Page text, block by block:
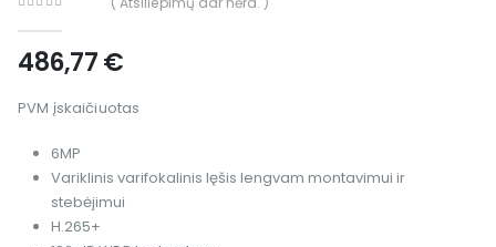
486,77€
PVM įskaičiuotas
6MP
Variklinis varifokalinis lęšis lengvam montavimui ir
stebėjimui
H.265+